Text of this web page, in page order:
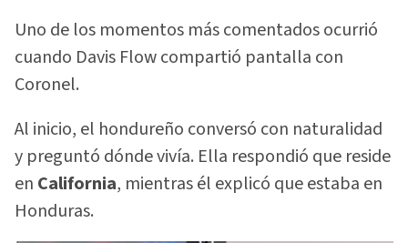
Uno de los momentos más comentados ocurrió
cuando Davis Flow compartió pantalla con
Coronel.
Al inicio, el hondureño conversó con naturalidad
y preguntó dónde vivía. Ella respondió que reside
en California, mientras él explicó que estaba en
Honduras.